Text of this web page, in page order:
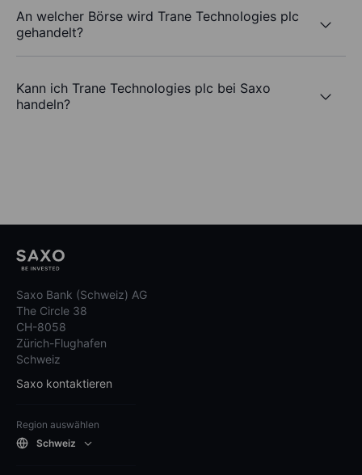
An welcher Börse wird Trane Technologies plc
gehandelt?
Kann ich Trane Technologies plc bei Saxo
handeln?
Saxo Bank (Schweiz) AG
The Circle 38
CH-8058
Zürich-Flughafen
Schweiz
Saxo kontaktieren
Region auswählen
Schweiz